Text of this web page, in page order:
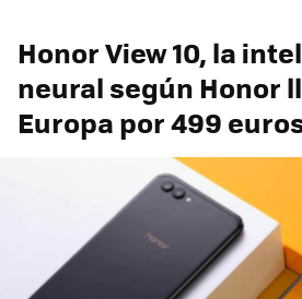
Honor View 10, la
neural según Honor
Europa por 499